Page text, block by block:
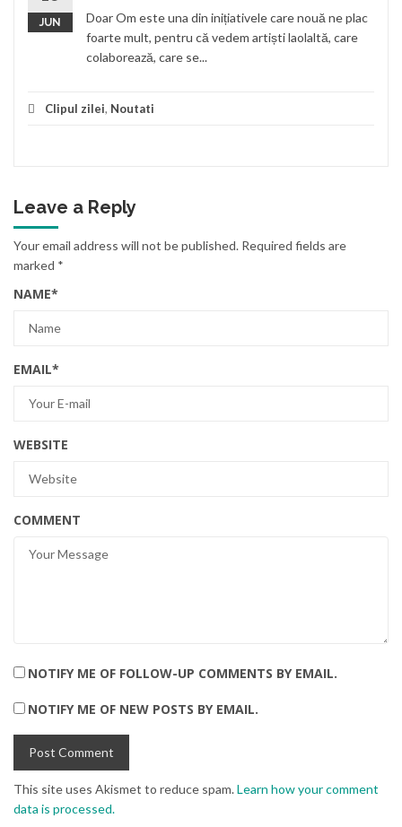
JUN
Doar Om este una din inițiativele care nouă ne plac
foarte mult, pentru că vedem artiști laolaltă, care
colaborează, care se...
Clipul zilei, Noutati
Leave a Reply
Your email address will not be published. Required fields are
marked *
NAME*
EMAIL*
WEBSITE
COMMENT
NOTIFY ME OF FOLLOW-UP COMMENTS BY EMAIL.
NOTIFY ME OF NEW POSTS BY EMAIL.
This site uses Akismet to reduce spam.Learn how your comment
data is processed.